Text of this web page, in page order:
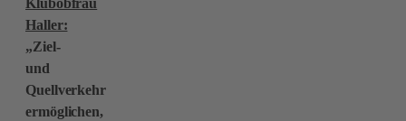
Klubobfrau
Haller:
„Ziel-
und
Quellverkehr
ermöglichen,